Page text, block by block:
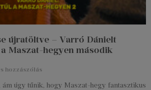
újratöltve – Varró Dánielt
Maszat-hegyen második
hozzászólás
úgy tűnik, hogy Maszat-hegy fantasztikus